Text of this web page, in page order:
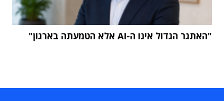
"האתגר הגדול אינו ה-AI אלא הטמעתה בארגון"